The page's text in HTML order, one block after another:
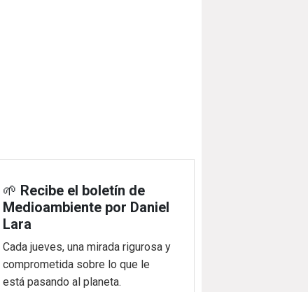
🌱 Recibe el boletín de
Medioambiente por Daniel
Lara
Cada jueves, una mirada rigurosa y
comprometida sobre lo que le
está pasando al planeta.